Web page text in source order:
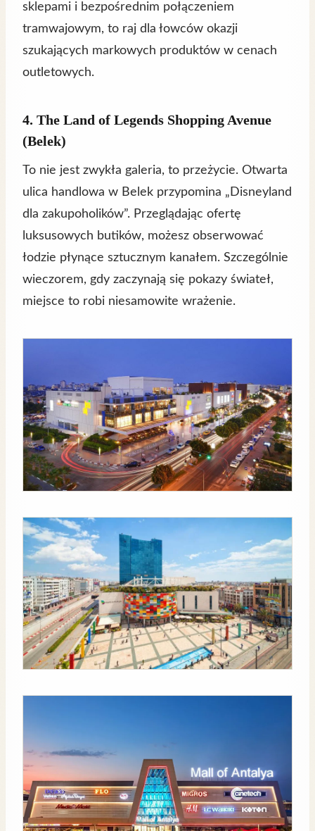
sklepami i bezpośrednim połączeniem
tramwajowym, to raj dla łowców okazji
szukających markowych produktów w cenach
outletowych.
4. The Land of Legends Shopping Avenue
(Belek)
To nie jest zwykła galeria, to przeżycie. Otwarta
ulica handlowa w Belek przypomina „Disneyland
dla zakupoholików”. Przeglądając ofertę
luksusowych butików, możesz obserwować
łodzie płynące sztucznym kanałem. Szczególnie
wieczorem, gdy zaczynają się pokazy świateł,
miejsce to robi niesamowite wrażenie.